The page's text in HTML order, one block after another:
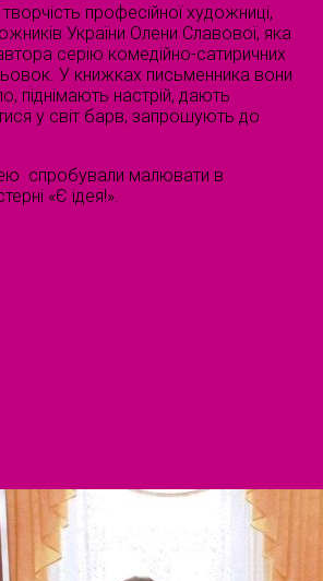
творчість професійної художниці,
України Олени Славової, яка
серію комедійно-сатиричних
У книжках письменника вони
піднімають настрій, дають
у світ барв, запрошують до
спробували малювати в
«Є ідея!».